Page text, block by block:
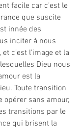
facile car c’est le
que suscite
innée des
inciter à nous
c’est l’image et la
Dieu nous
est la
Toute transition
opérer sans amour,
transitions par le
qui brisent la